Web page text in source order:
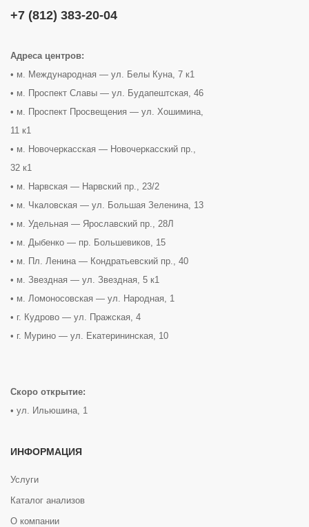
+7 (812) 383-20-04
Адреса центров:
• м. Международная — ул. Белы Куна, 7 к1
• м. Проспект Славы — ул. Будапештская, 46
• м. Проспект Просвещения — ул. Хошимина,
11 к1
• м. Новочеркасская — Новочеркасский пр.,
32 к1
• м. Нарвская — Нарвский пр., 23/2
• м. Чкаловская — ул. Большая Зеленина, 13
• м. Удельная — Ярославский пр., 28Л
• м. Дыбенко — пр. Большевиков, 15
• м. Пл. Ленина — Кондратьевский пр., 40
• м. Звездная — ул. Звездная, 5 к1
• м. Ломоносовская — ул. Народная, 1
• г. Кудрово — ул. Пражская, 4
• г. Мурино — ул. Екатерининская, 10
Скоро открытие:
• ул. Ильюшина, 1
ИНФОРМАЦИЯ
Услуги
Каталог анализов
О компании